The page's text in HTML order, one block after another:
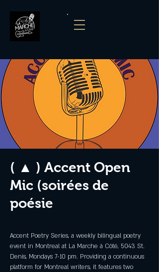
( ▲ ) Accent Open
Mic (soirées de
poésie
Accent Poetry Series, a weekly bilingual poetry
event in Montreal at La Marche à Côté, 5043 St.
Denis, Mondays 7-10 pm. Providing a continuous
platform for Montreal writers, it features two